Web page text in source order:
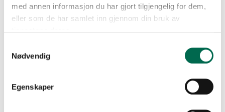
med annen informasjon du har gjort tilgjengelig for dem,
eller som de har samlet inn gjennom din bruk av
Nødvendig
Egenskaper
EPD EN 15804 Expona Simplay ,